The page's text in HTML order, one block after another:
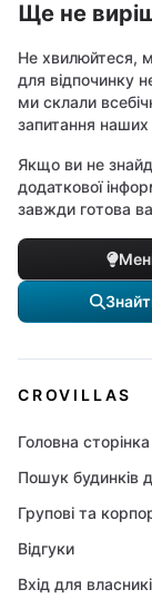
Ще не
Не хвилюйтеся,
для відпочинку
ми склали
запитання наших
Якщо ви не
додаткової
завжди готова
CROVILLAS
Головна сторінка
Пошук будинків
Групові та
Відгуки
Вхід для